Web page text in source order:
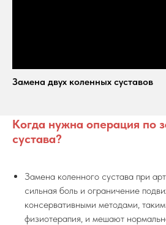
Замена двух коленных суставов
Когда нужна операция по
сустава?
Замена коленного сустава при
сильная боль и ограничение
консервативными методами,
физиотерапия, и мешают